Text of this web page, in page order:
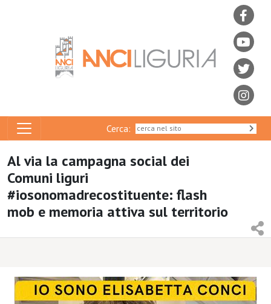
Cerca:
Al via la campagna social dei
Comuni liguri
#iosonomadrecostituente: flash
mob e memoria attiva sul territorio